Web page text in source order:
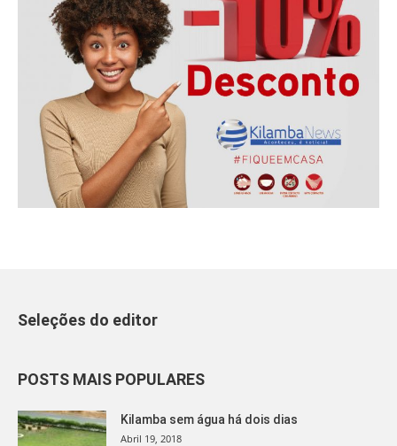
Seleções do editor
POSTS MAIS POPULARES
Kilamba sem água há dois dias
Abril 19, 2018